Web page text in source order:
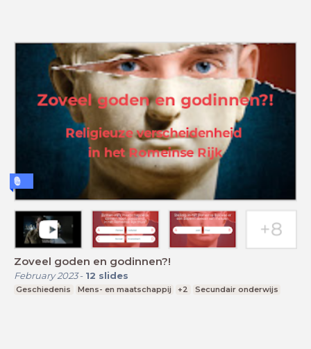
Zoveel goden en godinnen?!
February 2023- 12 slides
Geschiedenis Mens- en maatschappij +2 Secundair onderwijs